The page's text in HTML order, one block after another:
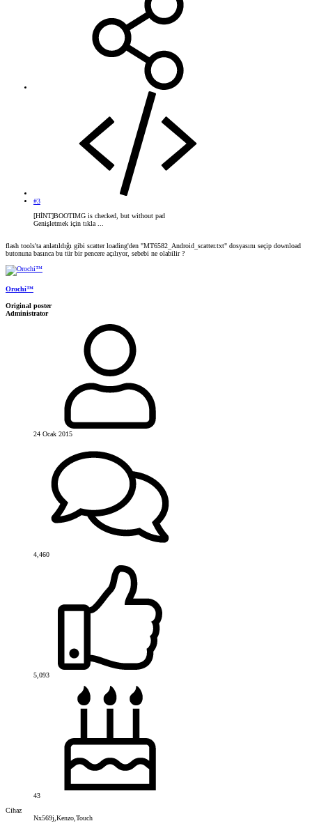
#3
[HİNT]BOOTIMG is checked, but without pad
Genişletmek için tıkla ...
flash tools'ta anlatıldığı gibi scatter loading'den "MT6582_Android_scatter.txt" dosyasını seçip download
butonuna basınca bu tür bir pencere açılıyor, sebebi ne olabilir ?
Orochi™
Original poster
Administrator
24 Ocak 2015
4,460
5,093
43
Cihaz
Nx569j,Kenzo,Touch